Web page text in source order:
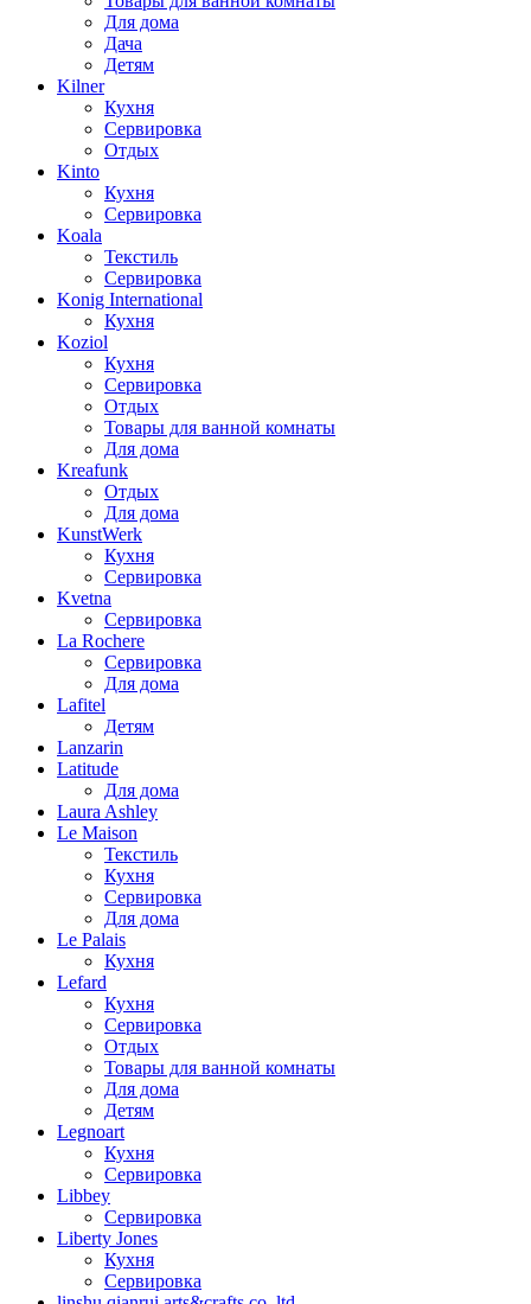
Для дома
Дача
Детям
Kilner
Кухня
Сервировка
Отдых
Kinto
Кухня
Сервировка
Koala
Текстиль
Сервировка
Konig International
Кухня
Koziol
Кухня
Сервировка
Отдых
Товары для ванной комнаты
Для дома
Kreafunk
Отдых
Для дома
KunstWerk
Кухня
Сервировка
Kvetna
Сервировка
La Rochere
Сервировка
Для дома
Lafitel
Детям
Lanzarin
Latitude
Для дома
Laura Ashley
Le Maison
Текстиль
Кухня
Сервировка
Для дома
Le Palais
Кухня
Lefard
Кухня
Сервировка
Отдых
Товары для ванной комнаты
Для дома
Детям
Legnoart
Кухня
Сервировка
Libbey
Сервировка
Liberty Jones
Кухня
Сервировка